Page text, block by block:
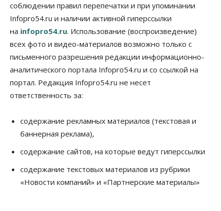
Синоптики рассказали о погоде в Новосибирске
на выходных
07 Августа 2026, 12:00
Общество
Жители Новосибирска смогут добровольно
повысить свою пенсию
07 Августа 2026, 11:30
Общество
инициативное бюджетирование
07 Августа 2026, 11:00
Общество Право&Порядок
заключили под стражу
07 Августа 2026, 10:15
соблюдении правил перепечатки и при упоминании
Infopro54.ru и наличии активной гиперссылки
на infopro54.ru. Использование (воспроизведение)
всех фото и видео-материалов возможно только с
письменного разрешения редакции информационно-
аналитического портала Infopro54.ru и со ссылкой на
портал. Редакция Infopro54.ru не несет
ответственность за:
содержание рекламных материалов (текстовая и
баннерная реклама),
содержание сайтов, на которые ведут гиперссылки
содержание текстовых материалов из рубрики
«Новости компаний» и «Партнерские материалы»